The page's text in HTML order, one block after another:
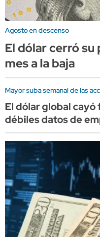
Agosto en descenso
El dólar cerró su
mes a la baja
Mayor suba semanal de las
El dólar global
débiles datos de